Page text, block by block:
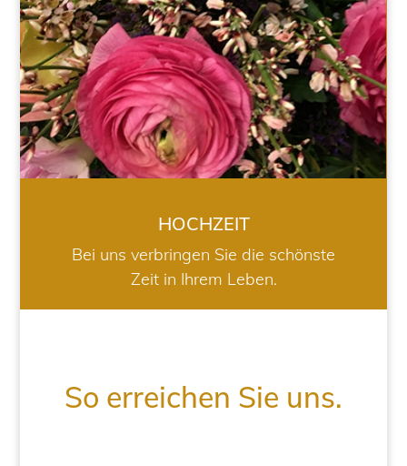
HOCHZEIT
Bei uns verbringen Sie die schönste
Zeit in Ihrem Leben.
So erreichen Sie uns.